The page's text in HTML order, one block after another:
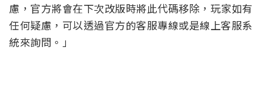
慮，官方將會在下次改版時將此代碼移除，玩家如有
任何疑慮，可以透過官方的客服專線或是線上客服系
統來詢問。」